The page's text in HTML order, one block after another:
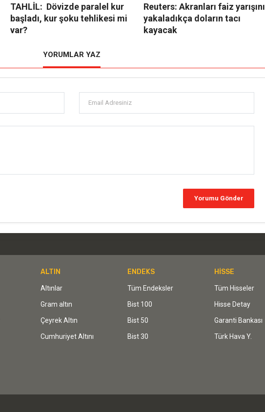
TAHLİL: Dövizde paralel kur
başladı, kur şoku tehlikesi mi
var?
Reuters: Akranları faiz yarışını
yakaladıkça doların tacı
kayacak
YORUMLAR YAZ
ALTIN
Altınlar
Gram altın
Çeyrek Altın
Cumhuriyet Altını
ENDEKS
Tüm Endeksler
Bist 100
Bist 50
Bist 30
HİSSE
Tüm Hisseler
Hisse Detay
Garanti Bankası
Türk Hava Y.